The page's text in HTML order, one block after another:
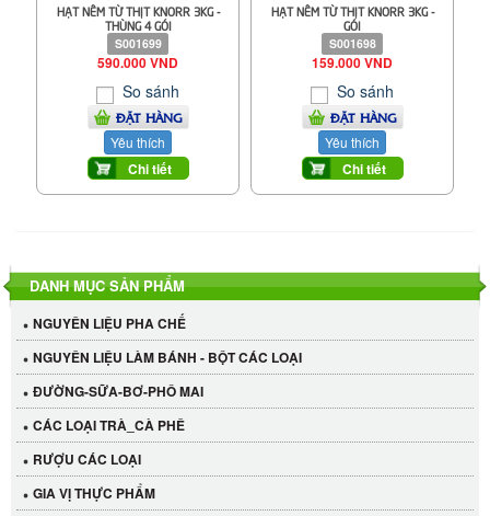
HẠT NÊM TỪ THỊT KNORR 3KG -
THÙNG 4 GÓI
S001699
590.000 VND
So sánh
ĐẶT HÀNG
Yêu thích
Chi tiết
HẠT NÊM TỪ THỊT KNORR 3KG -
GÓI
S001698
159.000 VND
So sánh
ĐẶT HÀNG
Yêu thích
Chi tiết
DANH MỤC SẢN PHẨM
NGUYÊN LIỆU PHA CHẾ
NGUYÊN LIỆU LÀM BÁNH - BỘT CÁC LOẠI
ĐƯỜNG-SỮA-BƠ-PHÔ MAI
CÁC LOẠI TRÀ_CÀ PHÊ
RƯỢU CÁC LOẠI
GIA VỊ THỰC PHẨM